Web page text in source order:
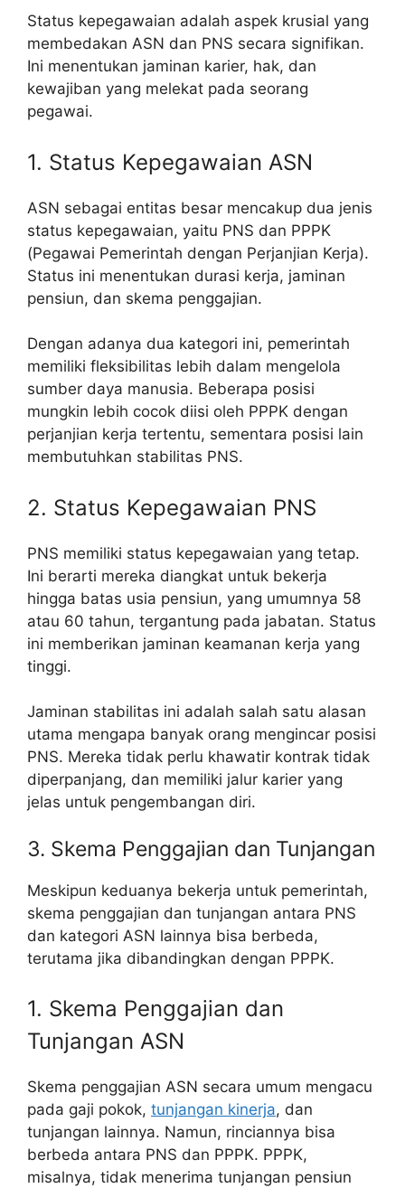
Status kepegawaian adalah aspek krusial yang
membedakan ASN dan PNS secara signifikan.
Ini menentukan jaminan karier, hak, dan
kewajiban yang melekat pada seorang
pegawai.
1. Status Kepegawaian ASN
ASN sebagai entitas besar mencakup dua jenis
status kepegawaian, yaitu PNS dan PPPK
(Pegawai Pemerintah dengan Perjanjian Kerja).
Status ini menentukan durasi kerja, jaminan
pensiun, dan skema penggajian.
Dengan adanya dua kategori ini, pemerintah
memiliki fleksibilitas lebih dalam mengelola
sumber daya manusia. Beberapa posisi
mungkin lebih cocok diisi oleh PPPK dengan
perjanjian kerja tertentu, sementara posisi lain
membutuhkan stabilitas PNS.
2. Status Kepegawaian PNS
PNS memiliki status kepegawaian yang tetap.
Ini berarti mereka diangkat untuk bekerja
hingga batas usia pensiun, yang umumnya 58
atau 60 tahun, tergantung pada jabatan. Status
ini memberikan jaminan keamanan kerja yang
tinggi.
Jaminan stabilitas ini adalah salah satu alasan
utama mengapa banyak orang mengincar posisi
PNS. Mereka tidak perlu khawatir kontrak tidak
diperpanjang, dan memiliki jalur karier yang
jelas untuk pengembangan diri.
3. Skema Penggajian dan Tunjangan
Meskipun keduanya bekerja untuk pemerintah,
skema penggajian dan tunjangan antara PNS
dan kategori ASN lainnya bisa berbeda,
terutama jika dibandingkan dengan PPPK.
1. Skema Penggajian dan
Tunjangan ASN
Skema penggajian ASN secara umum mengacu
pada gaji pokok, tunjangan kinerja, dan
tunjangan lainnya. Namun, rinciannya bisa
berbeda antara PNS dan PPPK. PPPK,
misalnya, tidak menerima tunjangan pensiun